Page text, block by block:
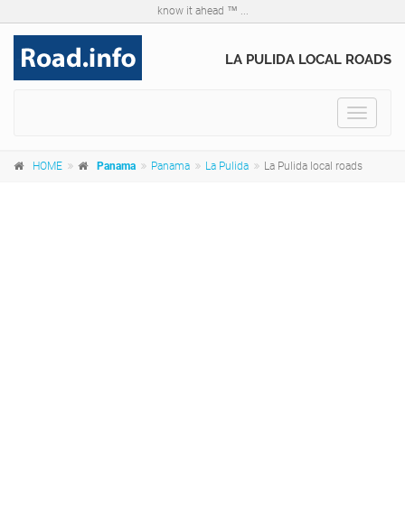
know it ahead ™ ...
LA PULIDA LOCAL ROADS
Toggle
HOME Panama Panama La Pulida La Pulida local roads